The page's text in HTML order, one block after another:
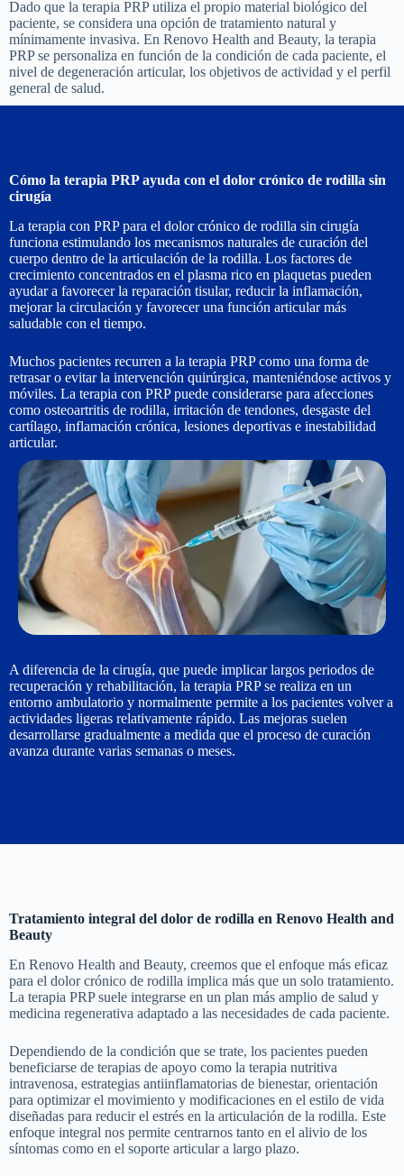
Dado que la terapia PRP utiliza el propio material biológico del
paciente, se considera una opción de tratamiento natural y
mínimamente invasiva. En Renovo Health and Beauty, la terapia
PRP se personaliza en función de la condición de cada paciente, el
nivel de degeneración articular, los objetivos de actividad y el perfil
general de salud.
Cómo la terapia PRP ayuda con el dolor crónico de rodilla sin
cirugía
La terapia con PRP para el dolor crónico de rodilla sin cirugía
funciona estimulando los mecanismos naturales de curación del
cuerpo dentro de la articulación de la rodilla. Los factores de
crecimiento concentrados en el plasma rico en plaquetas pueden
ayudar a favorecer la reparación tisular, reducir la inflamación,
mejorar la circulación y favorecer una función articular más
saludable con el tiempo.
Muchos pacientes recurren a la terapia PRP como una forma de
retrasar o evitar la intervención quirúrgica, manteniéndose activos y
móviles. La terapia con PRP puede considerarse para afecciones
como osteoartritis de rodilla, irritación de tendones, desgaste del
cartílago, inflamación crónica, lesiones deportivas e inestabilidad
articular.
A diferencia de la cirugía, que puede implicar largos periodos de
recuperación y rehabilitación, la terapia PRP se realiza en un
entorno ambulatorio y normalmente permite a los pacientes volver a
actividades ligeras relativamente rápido. Las mejoras suelen
desarrollarse gradualmente a medida que el proceso de curación
avanza durante varias semanas o meses.
Tratamiento integral del dolor de rodilla en Renovo Health and
Beauty
En Renovo Health and Beauty, creemos que el enfoque más eficaz
para el dolor crónico de rodilla implica más que un solo tratamiento.
La terapia PRP suele integrarse en un plan más amplio de salud y
medicina regenerativa adaptado a las necesidades de cada paciente.
Dependiendo de la condición que se trate, los pacientes pueden
beneficiarse de terapias de apoyo como la terapia nutritiva
intravenosa, estrategias antiinflamatorias de bienestar, orientación
para optimizar el movimiento y modificaciones en el estilo de vida
diseñadas para reducir el estrés en la articulación de la rodilla. Este
enfoque integral nos permite centrarnos tanto en el alivio de los
síntomas como en el soporte articular a largo plazo.